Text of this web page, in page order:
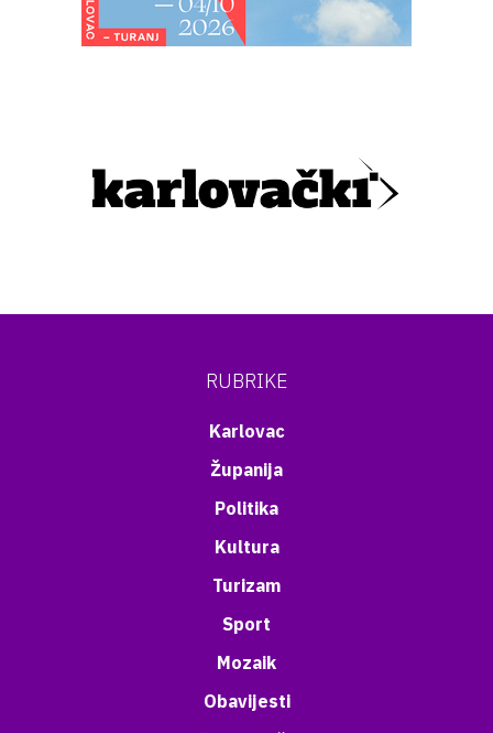
RUBRIKE
Karlovac
Županija
Politika
Kultura
Turizam
Sport
Mozaik
Obavijesti